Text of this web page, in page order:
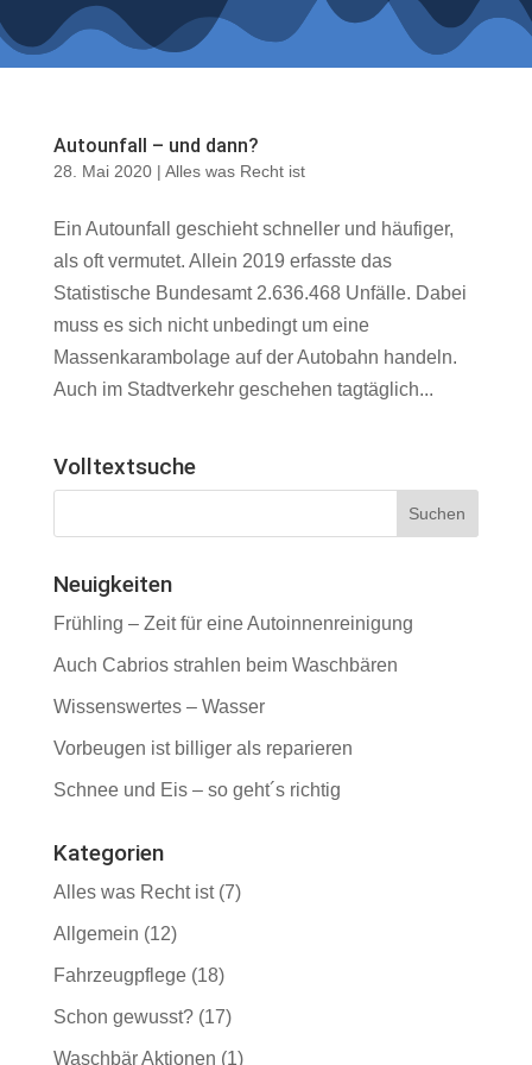
Autounfall – und dann?
28. Mai 2020| Alles was Recht ist
Ein Autounfall geschieht schneller und häufiger,
als oft vermutet. Allein 2019 erfasste das
Statistische Bundesamt 2.636.468 Unfälle. Dabei
muss es sich nicht unbedingt um eine
Massenkarambolage auf der Autobahn handeln.
Auch im Stadtverkehr geschehen tagtäglich...
Volltextsuche
Neuigkeiten
Frühling – Zeit für eine Autoinnenreinigung
Auch Cabrios strahlen beim Waschbären
Wissenswertes – Wasser
Vorbeugen ist billiger als reparieren
Schnee und Eis – so geht´s richtig
Kategorien
Alles was Recht ist(7)
Allgemein (12)
Fahrzeugpflege(18)
Schon gewusst?(17)
Waschbär Aktionen (1)